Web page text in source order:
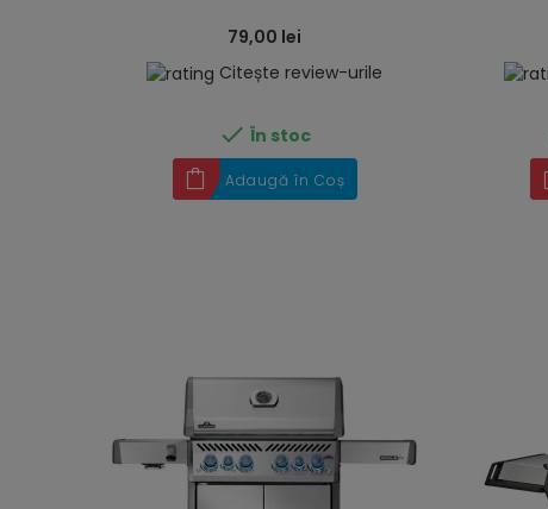
79,00 lei
Citește review-urile
 În stoc
Adaugă în Coș